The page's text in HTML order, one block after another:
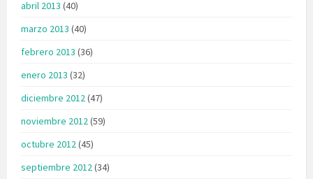
abril 2013 (40)
marzo 2013 (40)
febrero 2013 (36)
enero 2013 (32)
diciembre 2012(47)
noviembre 2012(59)
octubre 2012(45)
septiembre 2012(34)